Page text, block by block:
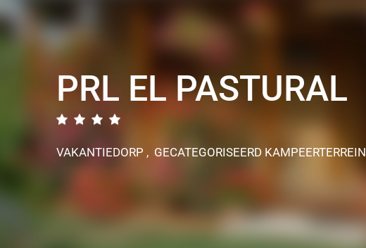
PRL EL PASTURAL
VAKANTIEDORP , GECATEGORISEERD KAMPEERTERREIN